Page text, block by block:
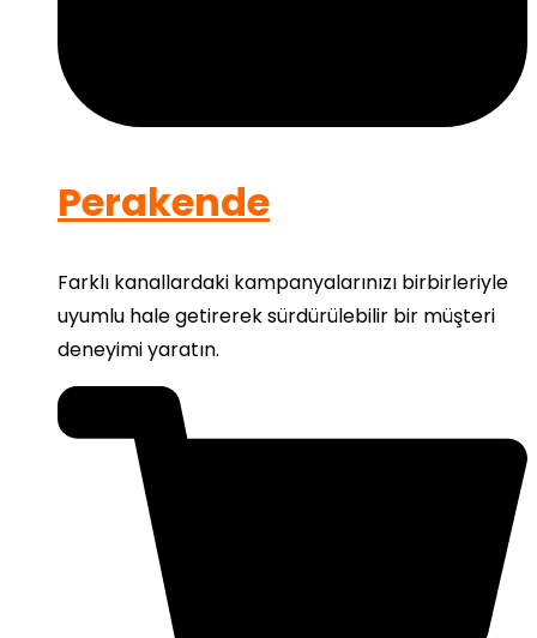
Perakende
Farklı kanallardaki kampanyalarınızı birbirleriyle
uyumlu hale getirerek sürdürülebilir bir müşteri
deneyimi yaratın.